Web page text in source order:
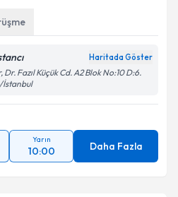
Haritada Göster
Fazıl Küçük Cd. A2 Blok No:10 D:6.
İstanbul
Yarın
10:00 Daha Fazla